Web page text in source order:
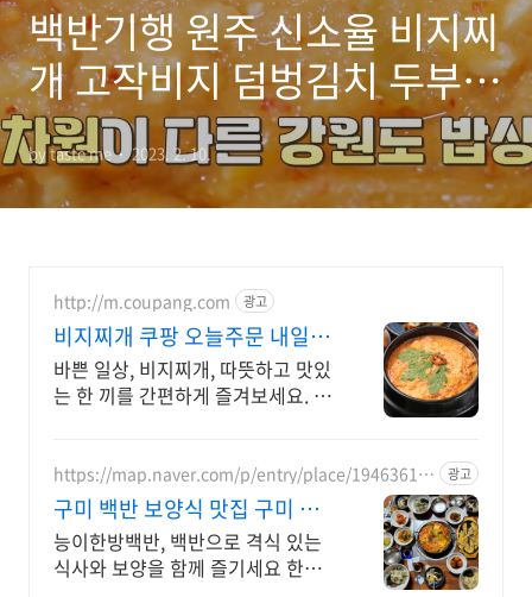
백반기행 원주 신소율 비지찌
개 고작비지 덤벙김치 두부구
이 6000원 정식 맛집 어디?
188회 강원 원주 혁신 밥상
위치 정보
by taste me 2023. 2. 10.
http://m.coupang.com 광고
비지찌개 쿠팡 오늘주문 내일도
착 로켓배송
바쁜 일상, 비지찌개, 따뜻하고 맛있
는 한 끼를 간편하게 즐겨보세요. 진
하세요.
https://map.naver.com/p/entry/place/19463619
광고
구미 백반 보양식 맛집 구미 송
정동 한정식 맛집
능이한방백반, 백반으로 격식 있는
식사와 보양을 함께 즐기세요 한식